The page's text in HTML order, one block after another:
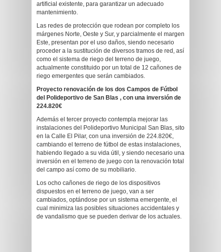
artificial existente, para garantizar un adecuado
mantenimiento.
Las redes de protección que rodean por completo los
márgenes Norte, Oeste y Sur, y parcialmente el margen
Este, presentan por el uso daños, siendo necesario
proceder a la sustitución de diversos tramos de red, así
como el sistema de riego del terreno de juego,
actualmente constituido por un total de 12 cañones de
riego emergentes que serán cambiados.
Proyecto renovación de los dos Campos de Fútbol
del Polideportivo de San Blas , con una inversión de
224.820€
Además el tercer proyecto contempla mejorar las
instalaciones del Polideportivo Municipal San Blas, sito
en la Calle El Pilar, con una inversión de 224.820€,
cambiando el terreno de fútbol de estas instalaciones,
habiendo llegado a su vida útil, y siendo necesario una
inversión en el terreno de juego con la renovación total
del campo así como de su mobiliario.
Los ocho cañones de riego de los dispositivos
dispuestos en el terreno de juego, van a ser
cambiados, optándose por un sistema emergente, el
cual minimiza las posibles situaciones accidentales y
de vandalismo que se pueden derivar de los actuales.